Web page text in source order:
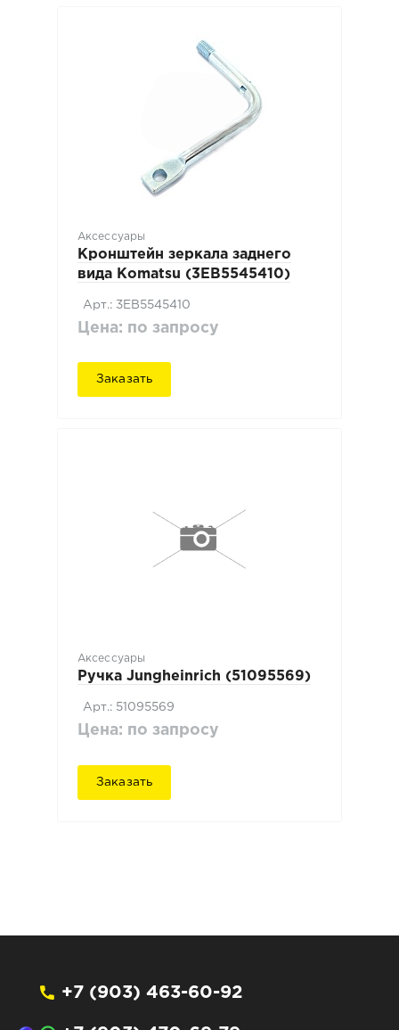
Аксессуары
Кронштейн зеркала заднего
вида Komatsu (3EB5545410)
Арт.: 3EB5545410
Цена: по запросу
Заказать
Аксессуары
Ручка Jungheinrich (51095569)
Арт.: 51095569
Цена: по запросу
Заказать
+7 (903) 463-60-92